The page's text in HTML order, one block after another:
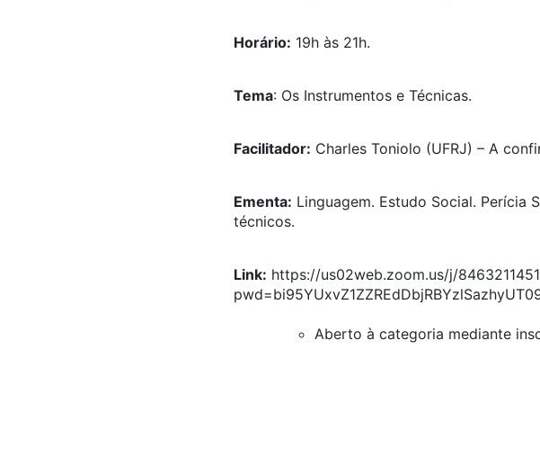
Horário: 19h às 21h.
Tema:Os Instrumentos e Técnicas.
Facilitador: Charles Toniolo (UFRJ) – A
Ementa: Linguagem. Estudo Social. Perícia
técnicos.
Link: https://us02web.zoom.us/j/
Aberto à categoria mediante